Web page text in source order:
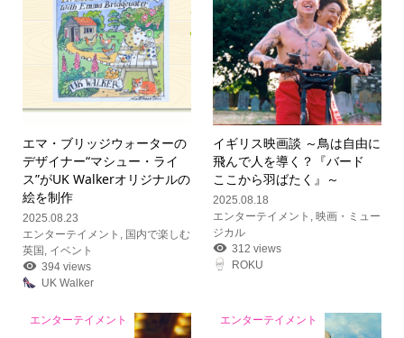
エマ・ブリッジウォーターの
デザイナー“マシュー・ライ
ス”がUK Walkerオリジナルの
絵を制作
2025.08.23
エンターテイメント
国内で楽しむ
英国 イベント
394 views
UK Walker
イギリス映画談 ～鳥は自由に
飛んで人を導く？『バード
ここから羽ばたく』～
2025.08.18
エンターテイメント
,映画・ミュー
ジカル
312 views
ROKU
エンターテイメント エンターテイメント